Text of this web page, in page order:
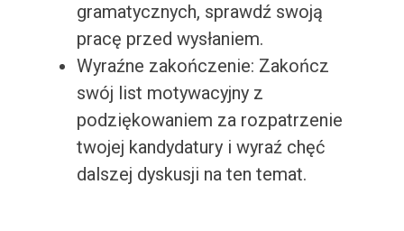
gramatycznych, sprawdź swoją
pracę przed wysłaniem.
Wyraźne zakończenie: Zakończ
swój list motywacyjny z
podziękowaniem za rozpatrzenie
twojej kandydatury i wyraź chęć
dalszej dyskusji na ten temat.